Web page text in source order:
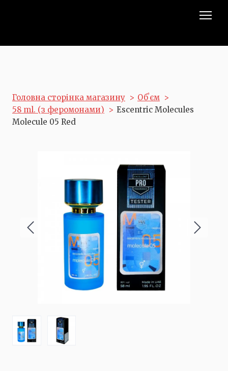
Головна сторінка магазину
Обʼєм
58 ml. (з феромонами)
Escentric Molecules
Molecule 05 Red